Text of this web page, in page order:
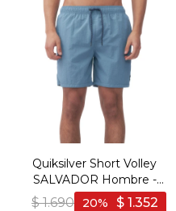
Quiksilver Short Volley
SALVADOR Hombre -
Azul - Azul Piedra
$ 1.690 $ 1.352
20